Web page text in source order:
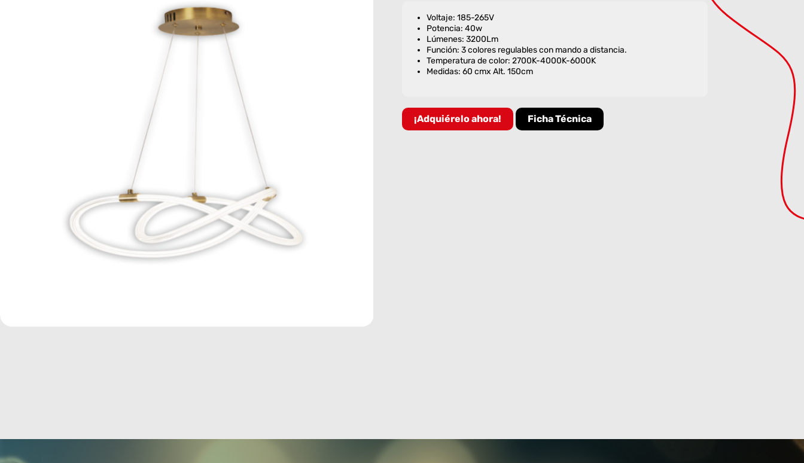
Voltaje: 185-265V
Potencia: 40w
Lúmenes: 3200Lm
Función: 3 colores regulables con mando a distancia.
Temperatura de color: 2700K-4000K-6000K
Medidas: 60 cmx Alt. 150cm
¡Adquiérelo ahora! Ficha Técnica